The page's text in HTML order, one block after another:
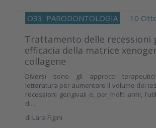
O33 PARODONTOLOGIA 10
Trattamento delle recessioni
efficacia della matrice
collagene
Diversi sono gli approcci
letteratura per aumentare il volume dei
recessioni gengivali e, per molti anni,
di...
di Lara Figini